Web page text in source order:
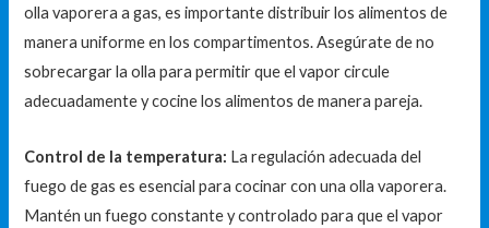
olla vaporera a gas, es importante distribuir los alimentos de
manera uniforme en los compartimentos. Asegúrate de no
sobrecargar la olla para permitir que el vapor circule
adecuadamente y cocine los alimentos de manera pareja.
Control de la temperatura: La regulación adecuada del
fuego de gas es esencial para cocinar con una olla vaporera.
Mantén un fuego constante y controlado para que el vapor